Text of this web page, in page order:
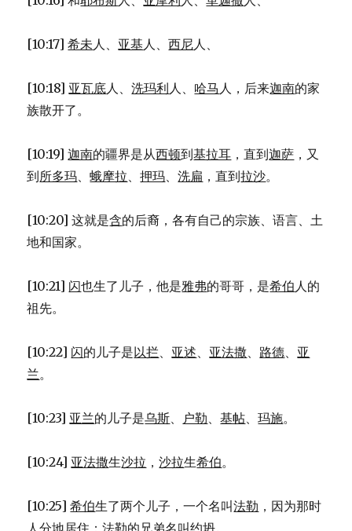
[10:17]希未人、 亚基人、西尼人、
[10:18] 亚瓦底人、洗玛利人、 哈马 人，后来迦南的家
族散开了。
[10:19]迦南的疆界是从西顿到基拉耳 ，直到迦萨 ，又
到所多玛、蛾摩拉、押玛、洗扁 ，直到拉沙。
[10:20] 这就是含的后裔，各有自己的宗族、语言、土
地和国家。
[10:21] 闪也生了儿子，他是雅弗的哥哥，是希伯人的
祖先。
[10:22] 闪的儿子是以拦、 亚述、 亚法撒、 路德、 亚
兰。
[10:23] 亚兰的儿子是乌斯、 户勒、基帖、玛施。
[10:24] 亚法撒生沙拉 ，沙拉生希伯。
[10:25]希伯生了两个儿子，一个名叫法勒 ，因为那时
人分地居住；法勒的兄弟名叫约坍。